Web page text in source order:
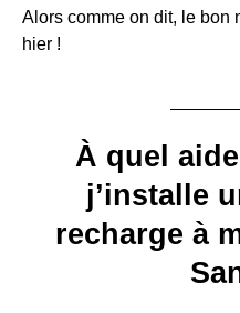
Alors comme on dit, le bon
hier !
À quel
j’installe
recharge à